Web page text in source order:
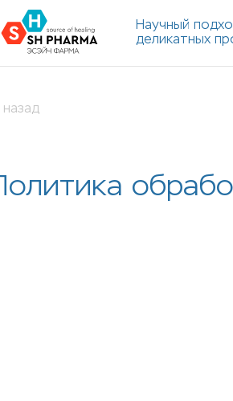
Научный
деликатных
назад